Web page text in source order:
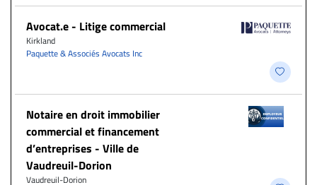
Avocat.e - Litige commercial
Kirkland
Paquette & Associés Avocats Inc
Notaire en droit immobilier
commercial et financement
d’entreprises - Ville de
Vaudreuil-Dorion
Vaudreuil-Dorion